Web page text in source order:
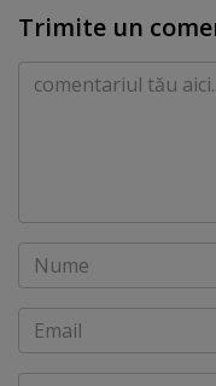
Trimite un
Comentariu
Nume
Email